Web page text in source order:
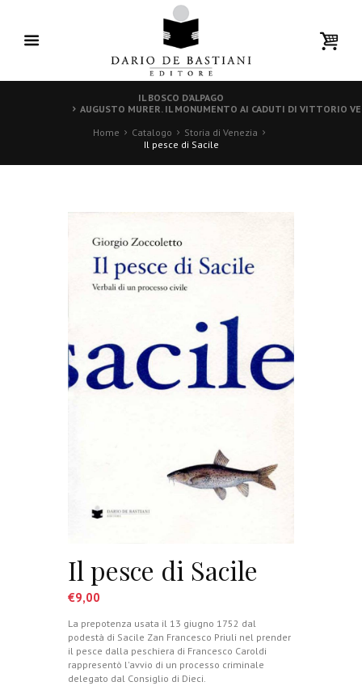
IL BOSCO D’ALPAGO
AUGUSTO MURER. IL MONUMENTO AI CADUTI DI VITTORIO
Home
Catalogo
Storia di Venezia
Il pesce di Sacile
Il pesce di Sacile
€9,00
La prepotenza usata il 13 giugno 1752 dal
podestà di Sacile Zan Francesco Priuli nel prender
il pesce dalla peschiera di Francesco Caroldi
rappresentò l'avvio di un processo criminale
delegato dal Consiglio di Dieci.